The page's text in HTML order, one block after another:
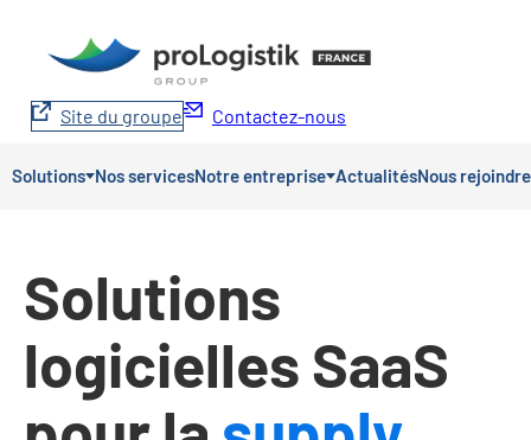
Site du groupe
Contactez-nous
Solutions Nos servicesNotre entreprise ActualitésNous rejoindre
Solutions
logicielles SaaS